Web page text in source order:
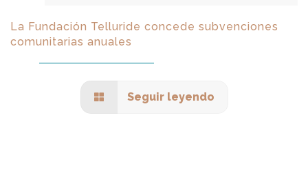
La Fundación Telluride concede subvenciones
comunitarias anuales
Seguir leyendo